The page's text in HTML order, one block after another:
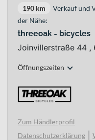
190 km
Verkauf und
der Nähe:
threeoak - bicycles
Joinvillerstraße 44 ,
Öffnungszeiten
Zum Händlerprofil
Datenschutzerklärung